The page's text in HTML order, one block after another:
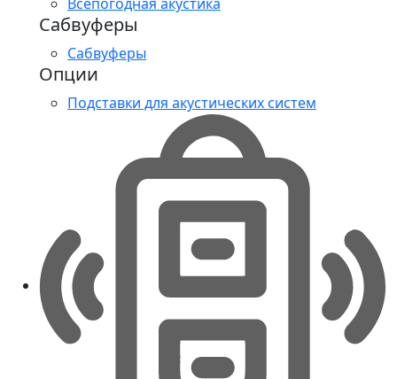
Сабвуферы
Сабвуферы
Опции
Подставки для акустических систем